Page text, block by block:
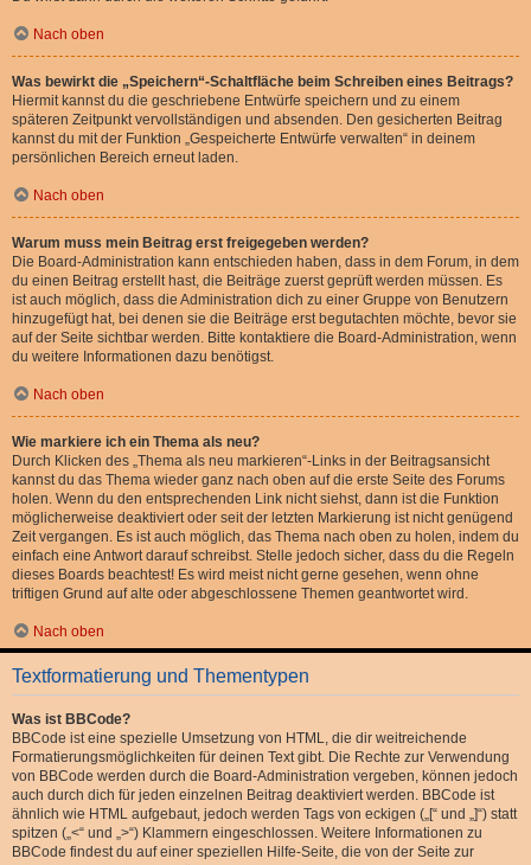
Nach oben
Was bewirkt die „Speichern“-Schaltfläche beim Schreiben eines Beitrags?
Hiermit kannst du die geschriebene Entwürfe speichern und zu einem
späteren Zeitpunkt vervollständigen und absenden. Den gesicherten Beitrag
kannst du mit der Funktion „Gespeicherte Entwürfe verwalten“ in deinem
persönlichen Bereich erneut laden.
Nach oben
Warum muss mein Beitrag erst freigegeben werden?
Die Board-Administration kann entschieden haben, dass in dem Forum, in dem
du einen Beitrag erstellt hast, die Beiträge zuerst geprüft werden müssen. Es
ist auch möglich, dass die Administration dich zu einer Gruppe von Benutzern
hinzugefügt hat, bei denen sie die Beiträge erst begutachten möchte, bevor sie
auf der Seite sichtbar werden. Bitte kontaktiere die Board-Administration, wenn
du weitere Informationen dazu benötigst.
Nach oben
Wie markiere ich ein Thema als neu?
Durch Klicken des „Thema als neu markieren“-Links in der Beitragsansicht
kannst du das Thema wieder ganz nach oben auf die erste Seite des Forums
holen. Wenn du den entsprechenden Link nicht siehst, dann ist die Funktion
möglicherweise deaktiviert oder seit der letzten Markierung ist nicht genügend
Zeit vergangen. Es ist auch möglich, das Thema nach oben zu holen, indem du
einfach eine Antwort darauf schreibst. Stelle jedoch sicher, dass du die Regeln
dieses Boards beachtest! Es wird meist nicht gerne gesehen, wenn ohne
triftigen Grund auf alte oder abgeschlossene Themen geantwortet wird.
Nach oben
Textformatierung und Thementypen
Was ist BBCode?
BBCode ist eine spezielle Umsetzung von HTML, die dir weitreichende
Formatierungsmöglichkeiten für deinen Text gibt. Die Rechte zur Verwendung
von BBCode werden durch die Board-Administration vergeben, können jedoch
auch durch dich für jeden einzelnen Beitrag deaktiviert werden. BBCode ist
ähnlich wie HTML aufgebaut, jedoch werden Tags von eckigen („[“ und „]“) statt
spitzen („<“ und „>“) Klammern eingeschlossen. Weitere Informationen zu
BBCode findest du auf einer speziellen Hilfe-Seite, die von der Seite zur